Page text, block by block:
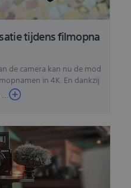
tijdens filmopna
de camera kan nu de mod
in 4K. En dankzij